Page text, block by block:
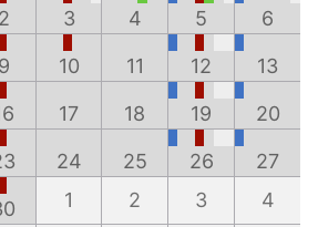
2 3 4 5 6
9 10 11 12 13
17 18 19 20
24 25 26 27
1 2 3
4